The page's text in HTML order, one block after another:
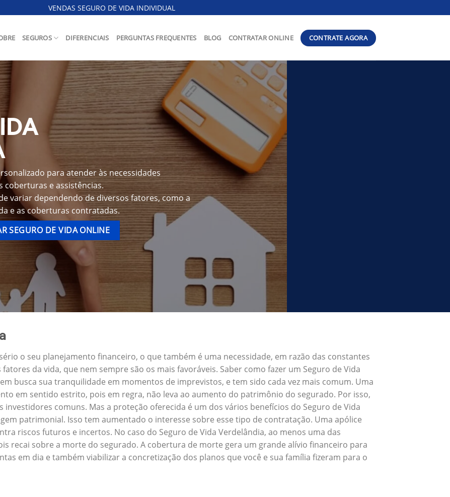
VENDAS SEGURO DE VIDA INDIVIDUAL
SEGUROS DIFERENCIAIS PERGUNTAS FREQUENTES BLOG CONTRATAR ONLINE CONTRATE AGORA
para atender às necessidades
coberturas e assistências.
variar dependendo de diversos fatores, como a
e as coberturas contratadas.
SEGURO DE VIDA ONLINE
o seu planejamento financeiro, o que também é uma necessidade, em razão das constantes
da vida, que nem sempre são os mais favoráveis. Saber como fazer um Seguro de Vida
busca sua tranquilidade em momentos de imprevistos, e tem sido cada vez mais comum. Uma
em sentido estrito, pois em regra, não leva ao aumento do patrimônio do segurado. Por isso,
comuns. Mas a proteção oferecida é um dos vários benefícios do Seguro de Vida
patrimonial. Isso tem aumentado o interesse sobre esse tipo de contratação. Uma apólice
riscos futuros e incertos. No caso do Seguro de Vida Verdelândia, ao menos uma das
recai sobre a morte do segurado. A cobertura de morte gera um grande alívio financeiro para
em dia e também viabilizar a concretização dos planos que você e sua família fizeram para o